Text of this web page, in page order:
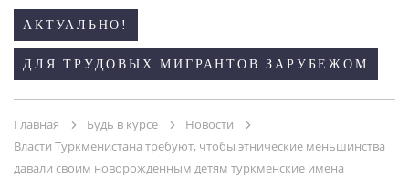
БУДЬ В КУРСЕ
НОВОСТИ
АКТУАЛЬНО!
ДЛЯ ТРУДОВЫХ МИГРАНТОВ ЗАРУБЕЖОМ
Главная Будь в курсе
Новости
Власти Туркменистана требуют, чтобы этнические меньшинства
давали своим новорожденным детям туркменские имена